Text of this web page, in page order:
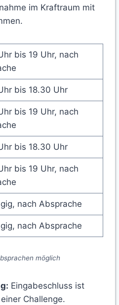
im Kraftraum mit
bis 19 Uhr, nach
bis 18.30 Uhr
bis 19 Uhr, nach
bis 18.30 Uhr
bis 19 Uhr, nach
nach Absprache
nach Absprache
möglich
Eingabeschluss ist
Challenge.